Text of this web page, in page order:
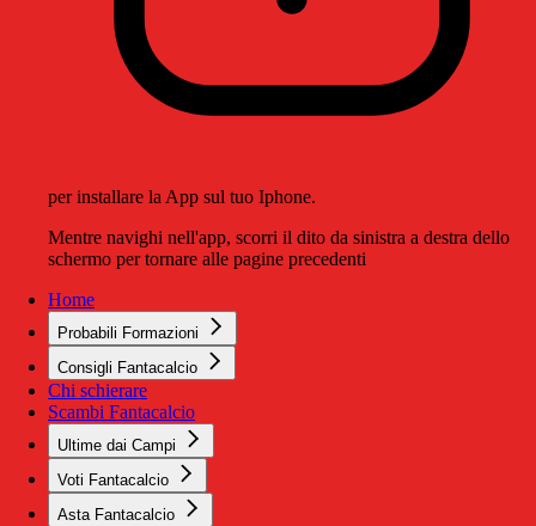
per installare la App sul tuo Iphone.
Mentre navighi nell'app, scorri il dito da sinistra a destra dello
schermo per tornare alle pagine precedenti
Home
Probabili Formazioni
Consigli Fantacalcio
Chi schierare
Scambi Fantacalcio
Ultime dai Campi
Voti Fantacalcio
Asta Fantacalcio